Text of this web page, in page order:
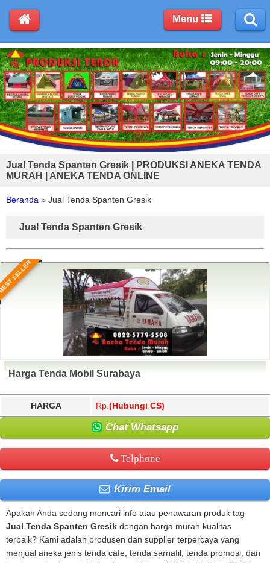
Jual Tenda Spanten Gresik | PRODUKSI ANEKA TENDA
MURAH | ANEKA TENDA ONLINE
Beranda » Jual Tenda Spanten Gresik
Jual Tenda Spanten Gresik
SELLER
Harga Tenda Mobil Surabaya
HARGA Rp. (Hubungi CS)
Chat Whatsapp
Telphone
Kirim Email
Apakah Anda sedang mencari info atau penawaran produk tag
Jual Tenda Spanten Gresik dengan harga murah kualitas
terbaik? Kami adalah produsen dan supplier terpercaya yang
menjual aneka jenis tenda cafe, tenda sarnafil, tenda promosi, dan
Menu